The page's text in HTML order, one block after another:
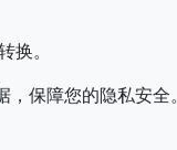
换。
保障您的隐私安全。